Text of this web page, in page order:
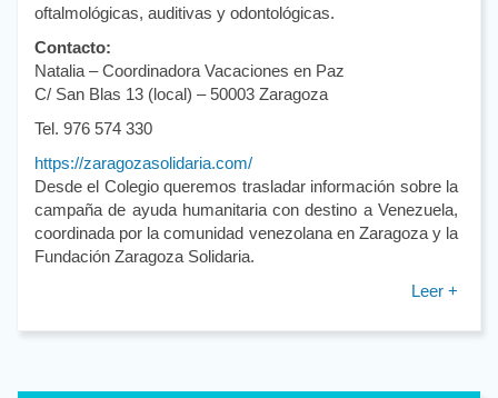
oftalmológicas, auditivas y odontológicas.
Contacto:
Natalia – Coordinadora Vacaciones en Paz
C/ San Blas 13 (local) – 50003 Zaragoza
Tel. 976 574 330
https://zaragozasolidaria.com/
Desde el Colegio queremos trasladar información sobre la
campaña de ayuda humanitaria con destino a Venezuela,
coordinada por la comunidad venezolana en Zaragoza y la
Fundación Zaragoza Solidaria.
Leer +